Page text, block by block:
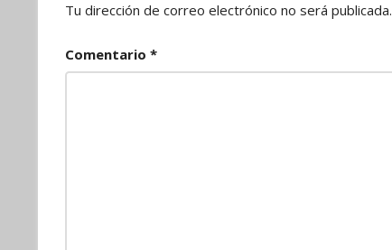
Tu dirección de correo electrónico no será publicada.
Comentario *